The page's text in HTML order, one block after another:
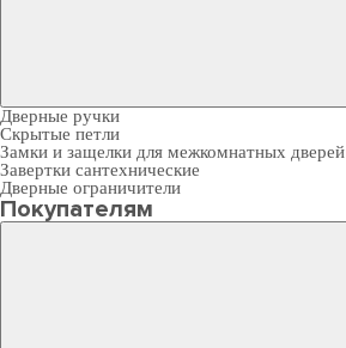
Дверные ручки
Скрытые петли
Замки и защелки для межкомнатных дверей
Завертки сантехнические
Дверные ограничители
Покупателям